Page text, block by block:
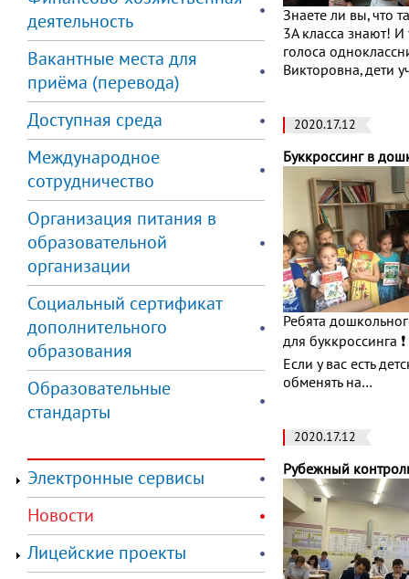
деятельность
Вакантные места для
приёма (перевода)
Доступная среда
Международное
сотрудничество
Организация питания в
образовательной
организации
Социальный сертификат
дополнительного
образования
Образовательные
стандарты
Электронные сервисы
Новости
Лицейские проекты
Знаете ли вы, что
3А класса знают! И
голоса
Викторовна, дети
2020.17.12
Буккроссинг в
Ребята
для буккроссинга
Если у вас есть
обменять на…
2020.17.12
Рубежный